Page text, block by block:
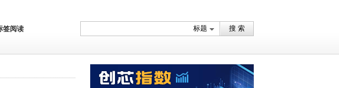
签阅读